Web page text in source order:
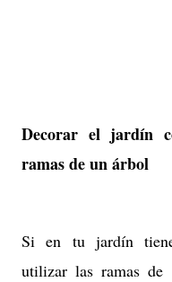
Decorar el jardín
ramas de un árbol
Si en tu jardín
utilizar las ramas de